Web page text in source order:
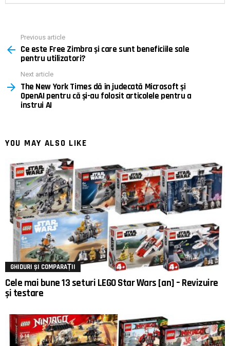
more
Previous article
Ce este Free Zimbra și care sunt beneficiile sale
pentru utilizatori?
Next article
The New York Times dă în judecată Microsoft și
OpenAI pentru că și-au folosit articolele pentru a
instrui AI
YOU MAY ALSO LIKE
GHIDURI ȘI COMPARAȚII
Cele mai bune 13 seturi LEGO Star Wars [an] – Revizuire
și testare